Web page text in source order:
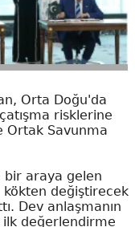
Orta Doğu'da
risklerine
Ortak Savunma
bir araya gelen
değiştirecek
Dev anlaşmanın
ilk değerlendirme